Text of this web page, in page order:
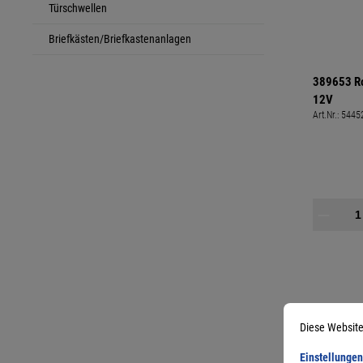
Türschwellen
Briefkästen/Briefkastenanlagen
389653
12V
Art.Nr.:
Diese
Einstellungen